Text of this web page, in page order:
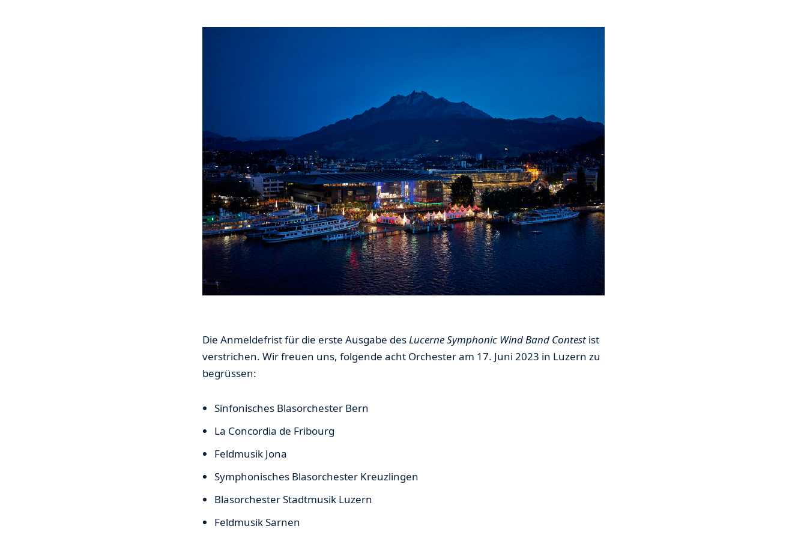
Die Anmeldefrist für die erste Ausgabe desLucerne Symphonic Wind Band Contest ist
verstrichen. Wir freuen uns, folgende acht Orchester am 17. Juni 2023 in Luzern zu
begrüssen:
Sinfonisches Blasorchester Bern
La Concordia de Fribourg
Feldmusik Jona
Symphonisches Blasorchester Kreuzlingen
Blasorchester Stadtmusik Luzern
Feldmusik Sarnen